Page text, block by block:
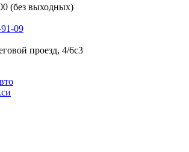
(без выходных)
09
проезд, 4/6с3